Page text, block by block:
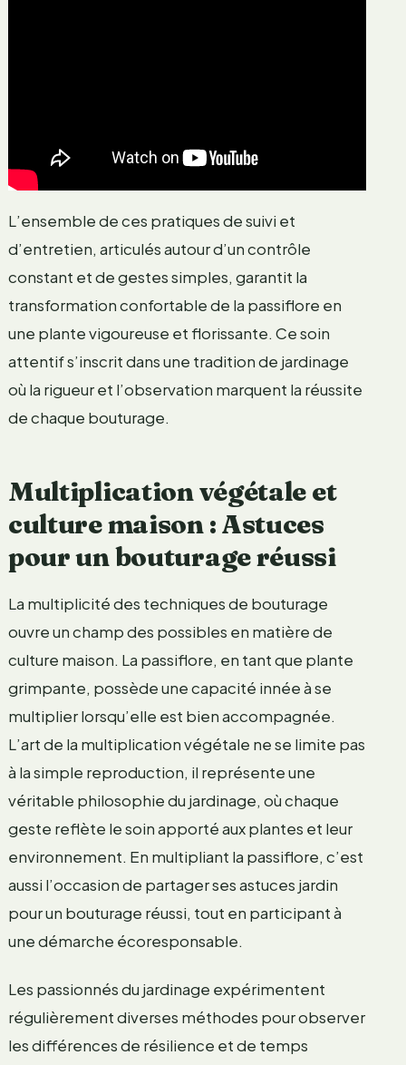
L’ensemble de ces pratiques de suivi et
d’entretien, articulés autour d’un contrôle
constant et de gestes simples, garantit la
transformation confortable de la passiflore en
une plante vigoureuse et florissante. Ce soin
attentif s’inscrit dans une tradition de jardinage
où la rigueur et l’observation marquent la réussite
de chaque bouturage.
Multiplication végétale et
culture maison : Astuces
pour un bouturage réussi
La multiplicité des techniques de bouturage
ouvre un champ des possibles en matière de
culture maison. La passiflore, en tant que plante
grimpante, possède une capacité innée à se
multiplier lorsqu’elle est bien accompagnée.
L’art de la multiplication végétale ne se limite pas
à la simple reproduction, il représente une
véritable philosophie du jardinage, où chaque
geste reflète le soin apporté aux plantes et leur
environnement. En multipliant la passiflore, c’est
aussi l’occasion de partager ses astuces jardin
pour un bouturage réussi, tout en participant à
une démarche écoresponsable.
Les passionnés du jardinage expérimentent
régulièrement diverses méthodes pour observer
les différences de résilience et de temps